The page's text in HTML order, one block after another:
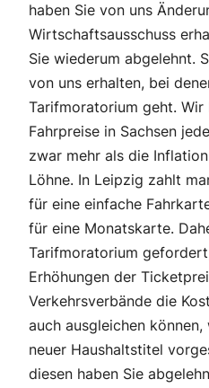
haben Sie von uns
Wirtschaftsausschuss
Sie wiederum abgelehnt.
von uns erhalten, bei
Tarifmoratorium geht.
Fahrpreise in Sachsen
zwar mehr als die
Löhne. In Leipzig zahlt
für eine einfache
für eine Monatskarte.
Tarifmoratorium
Erhöhungen der
Verkehrsverbände die
auch ausgleichen
neuer Haushaltstitel
diesen haben Sie